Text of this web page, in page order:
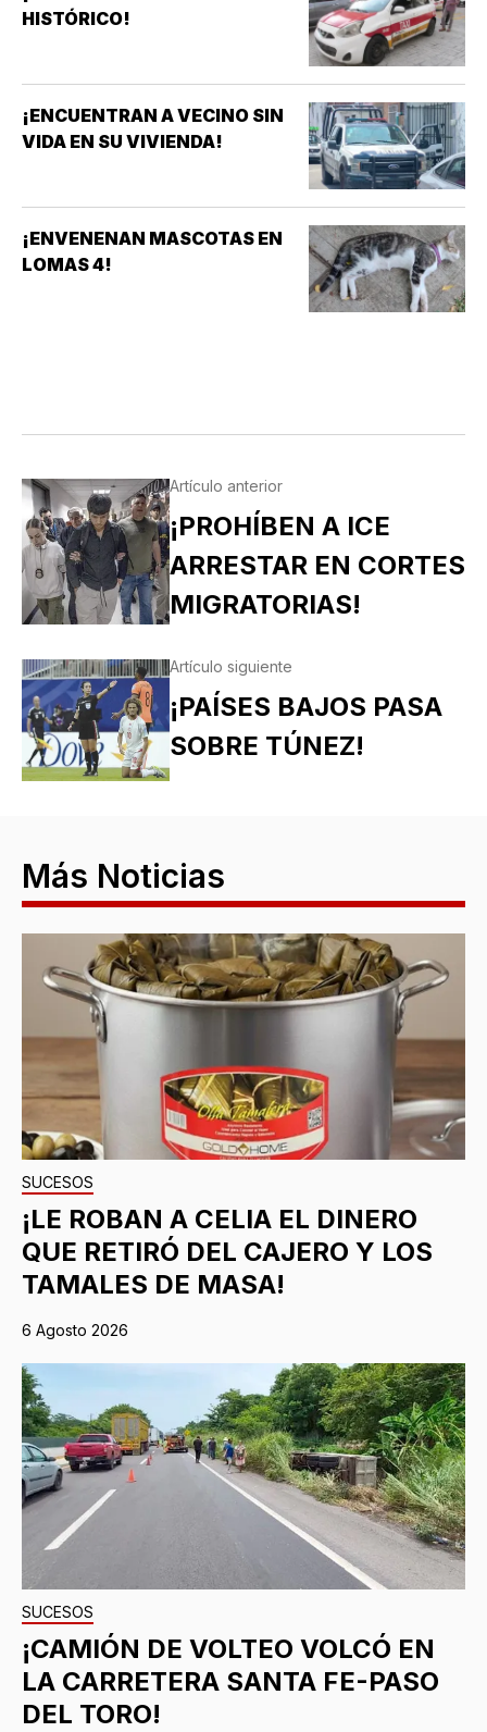
HISTÓRICO!
¡ENCUENTRAN A VECINO SIN
VIDA EN SU VIVIENDA!
¡ENVENENAN MASCOTAS EN
LOMAS 4!
Artículo anterior
¡PROHÍBEN A ICE
ARRESTAR EN CORTES
MIGRATORIAS!
Artículo siguiente
¡PAÍSES BAJOS PASA
SOBRE TÚNEZ!
Más Noticias
SUCESOS
¡LE ROBAN A CELIA EL DINERO
QUE RETIRÓ DEL CAJERO Y LOS
TAMALES DE MASA!
6 Agosto 2026
SUCESOS
¡CAMIÓN DE VOLTEO VOLCÓ EN
LA CARRETERA SANTA FE-PASO
DEL TORO!